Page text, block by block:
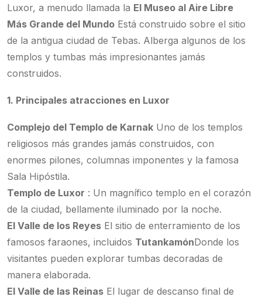
Luxor, a menudo llamada la El Museo al Aire Libre
Más Grande del Mundo Está construido sobre el sitio
de la antigua ciudad de Tebas. Alberga algunos de los
templos y tumbas más impresionantes jamás
construidos.
1. Principales atracciones en Luxor
Complejo del Templo de Karnak Uno de los templos
religiosos más grandes jamás construidos, con
enormes pilones, columnas imponentes y la famosa
Sala Hipóstila.
Templo de Luxor : Un magnífico templo en el corazón
de la ciudad, bellamente iluminado por la noche.
El Valle de los Reyes El sitio de enterramiento de los
famosos faraones, incluidos TutankamónDonde los
visitantes pueden explorar tumbas decoradas de
manera elaborada.
El Valle de las Reinas El lugar de descanso final de